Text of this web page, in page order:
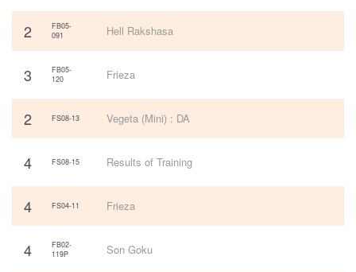
2
FB05-
091
Hell Rakshasa
3
FB05-
120
Frieza
2 FS08-13 Vegeta (Mini) : DA
4 FS08-15 Results of Training
4 FS04-11 Frieza
4
FB02-
119P
Son Goku